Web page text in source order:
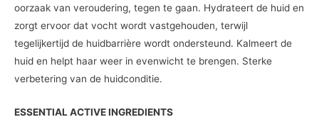
oorzaak van veroudering, tegen te gaan. Hydrateert de huid en
zorgt ervoor dat vocht wordt vastgehouden, terwijl
tegelijkertijd de huidbarrière wordt ondersteund. Kalmeert de
huid en helpt haar weer in evenwicht te brengen. Sterke
verbetering van de huidconditie.
ESSENTIAL ACTIVE INGREDIENTS